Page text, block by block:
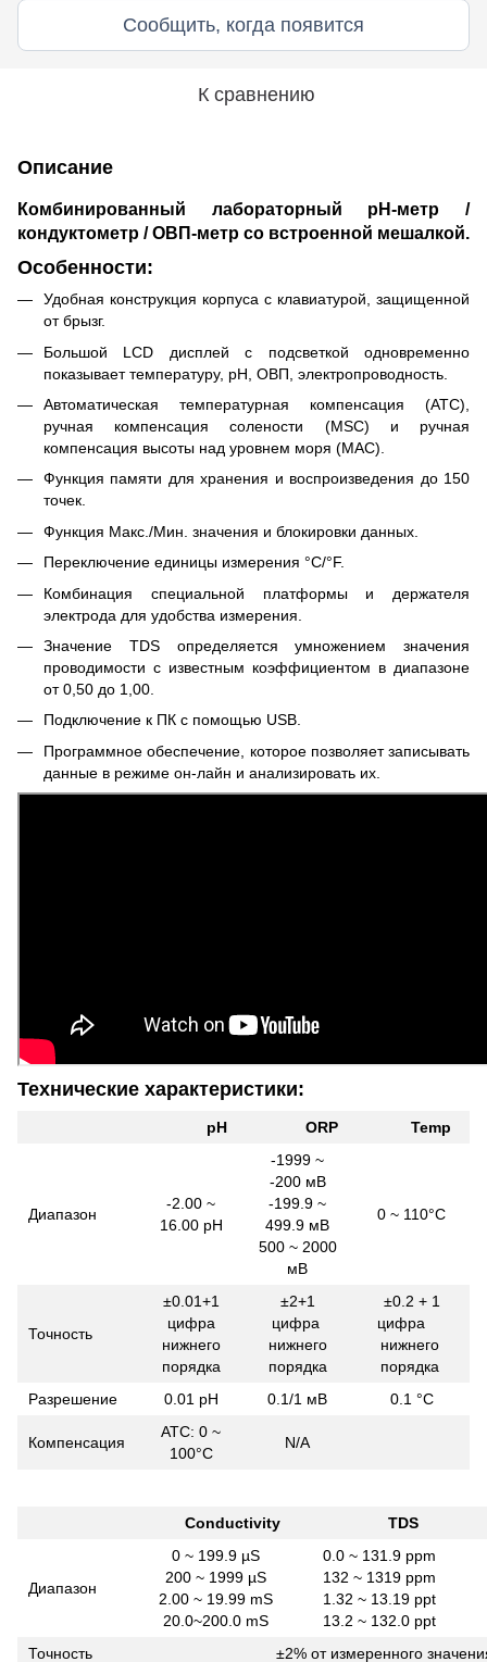
Сообщить, когда появится
К сравнению
Описание
Комбинированный лабораторный pH-метр /
кондуктометр / ОВП-метр со встроенной мешалкой.
Особенности:
Удобная конструкция корпуса с клавиатурой, защищенной
от брызг.
Большой LCD дисплей с подсветкой одновременно
показывает температуру, pH, ОВП, электропроводность.
Автоматическая температурная компенсация (ATC),
ручная компенсация солености (MSC) и ручная
компенсация высоты над уровнем моря (MAC).
Функция памяти для хранения и воспроизведения до 150
точек.
Функция Макс./Мин. значения и блокировки данных.
Переключение единицы измерения °C/°F.
Комбинация специальной платформы и держателя
электрода для удобства измерения.
Значение TDS определяется умножением значения
проводимости с известным коэффициентом в диапазоне
от 0,50 до 1,00.
Подключение к ПК с помощью USB.
Программное обеспечение, которое позволяет записывать
данные в режиме он-лайн и анализировать их.
Технические характеристики:
pH ORP Temp
Диапазон
-2.00 ~
16.00 pH
-1999 ~
-200 мВ
-199.9 ~
499.9 мВ
500 ~ 2000
мВ
0 ~ 110°С
Точность
±0.01+1
цифра
нижнего
порядка
±2+1
цифра
нижнего
порядка
±0.2 + 1
цифра
нижнего
порядка
Разрешение
0.01 рН 0.1/1 мВ 0.1 °С
Компенсация
АТС: 0 ~
100°С
N/A
Conductivity TDS
Диапазон
0 ~ 199.9 µS
200 ~ 1999 µS
2.00 ~ 19.99 mS
20.0~200.0 mS
0.0 ~ 131.9 ppm
132 ~ 1319 ppm
1.32 ~ 13.19 ppt
13.2 ~ 132.0 ppt
Точность
±2% от измеренного